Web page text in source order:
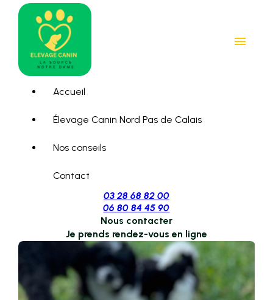
menu
Accueil
Élevage Canin Nord Pas de Calais
Nos conseils
Contact
03 28 68 82 00
06 80 84 45 90
Nous contacter
Je prends rendez-vous en ligne
Panneau de gestion des cookies